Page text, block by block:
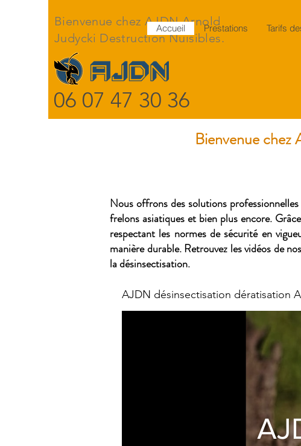
Bienvenue chez AJDN Arnold
Judycki Destruction Nuisibles.
06 07 47 30 36
Accueil Prestations Tarifs
Bienvenue chez
Nous offrons des solutions
frelons asiatiques et bien plus encore.
respectant les normes de sécurité en
manière durable. Retrouvez les vidéos de
la désinsectisation.
AJDN désinsectisation dératisation